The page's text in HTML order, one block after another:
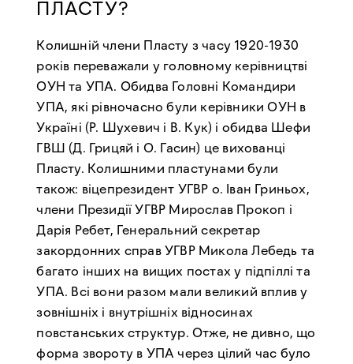
ПЛАСТУ?
Колишній члени Пласту з часу 1920-1930
років переважали у головному керівництві
ОУН та УПА. Обидва Головні Командири
УПА, які рівночасно були керівники ОУН в
Україні (Р. Шухевич і В. Кук) і обидва Шефи
ГВШ (Д. Грицяй і О. Гасин) це вихованці
Пласту. Колишними пластунами були
також: віцепрезидент УГВР о. Іван Гриньох,
члени Президії УГВР Мирослав Прокоп і
Дарія Ребет, Генеральний секретар
закордонних справ УГВР Микола Лебедь та
багато інших на вищих постах у підпіллі та
УПА. Всі вони разом мали великий вплив у
зовнішніх і внутрішніх відносинах
повстанських структур. Отже, не дивно, що
форма звороту в УПА через цілий час було